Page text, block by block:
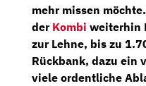
mehr missen
der Kombi weiterhin
zur Lehne, bis zu
Rückbank, dazu ein
viele ordentliche